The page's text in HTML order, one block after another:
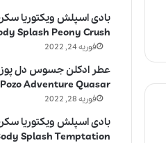
بادی اسپلش ویکتوریا
Splash Peony Crush
فوریه 24, 2022
Adventure Quasar
فوریه 28, 2022
بادی اسپلش ویکتوریا
Splash Temptation